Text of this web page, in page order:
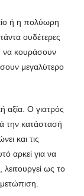
ή η πολύωρη
ουδέτερες
να κουράσουν
μεγαλύτερο
αξία. Ο γιατρός
την κατάστασή
και τις
αρκεί για να
ως το